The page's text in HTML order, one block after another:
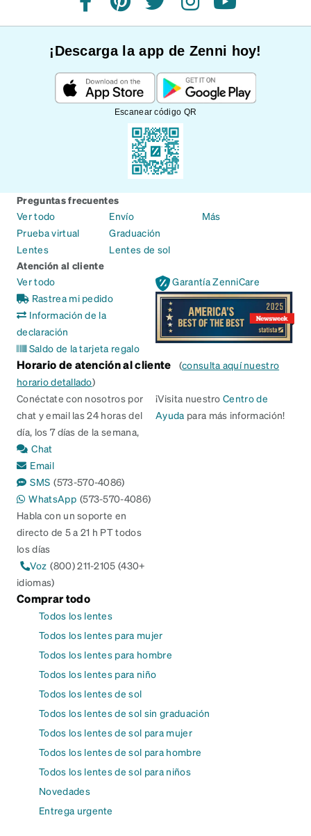
FacebookPinterestTwitterInstagramYouTube
¡Descarga la app de Zenni hoy!
Escanear código QR
Preguntas frecuentes
Ver todo
Prueba virtual
Lentes
Envío
Graduación
Lentes de sol
Más
Atención al cliente
Ver todo
Rastrea mi pedido
Información de la
declaración
Saldo de la tarjeta regalo
Garantía ZenniCare
Horario de atención al cliente (consulta aquí nuestro
horario detallado)
Conéctate con nosotros por
chat y email las 24 horas del
día, los 7 días de la semana,
Chat
Email
SMS (573-570-4086)
WhatsApp (573-570-4086)
Habla con un soporte en
directo de 5 a 21 h PT todos
los días
Voz (800) 211-2105 (430+
idiomas)
¡Visita nuestroCentro de
Ayuda para más información!
Comprar todo
Todos los lentes
Todos los lentes para mujer
Todos los lentes para hombre
Todos los lentes para niño
Todos los lentes de sol
Todos los lentes de sol sin graduación
Todos los lentes de sol para mujer
Todos los lentes de sol para hombre
Todos los lentes de sol para niños
Novedades
Entrega urgente